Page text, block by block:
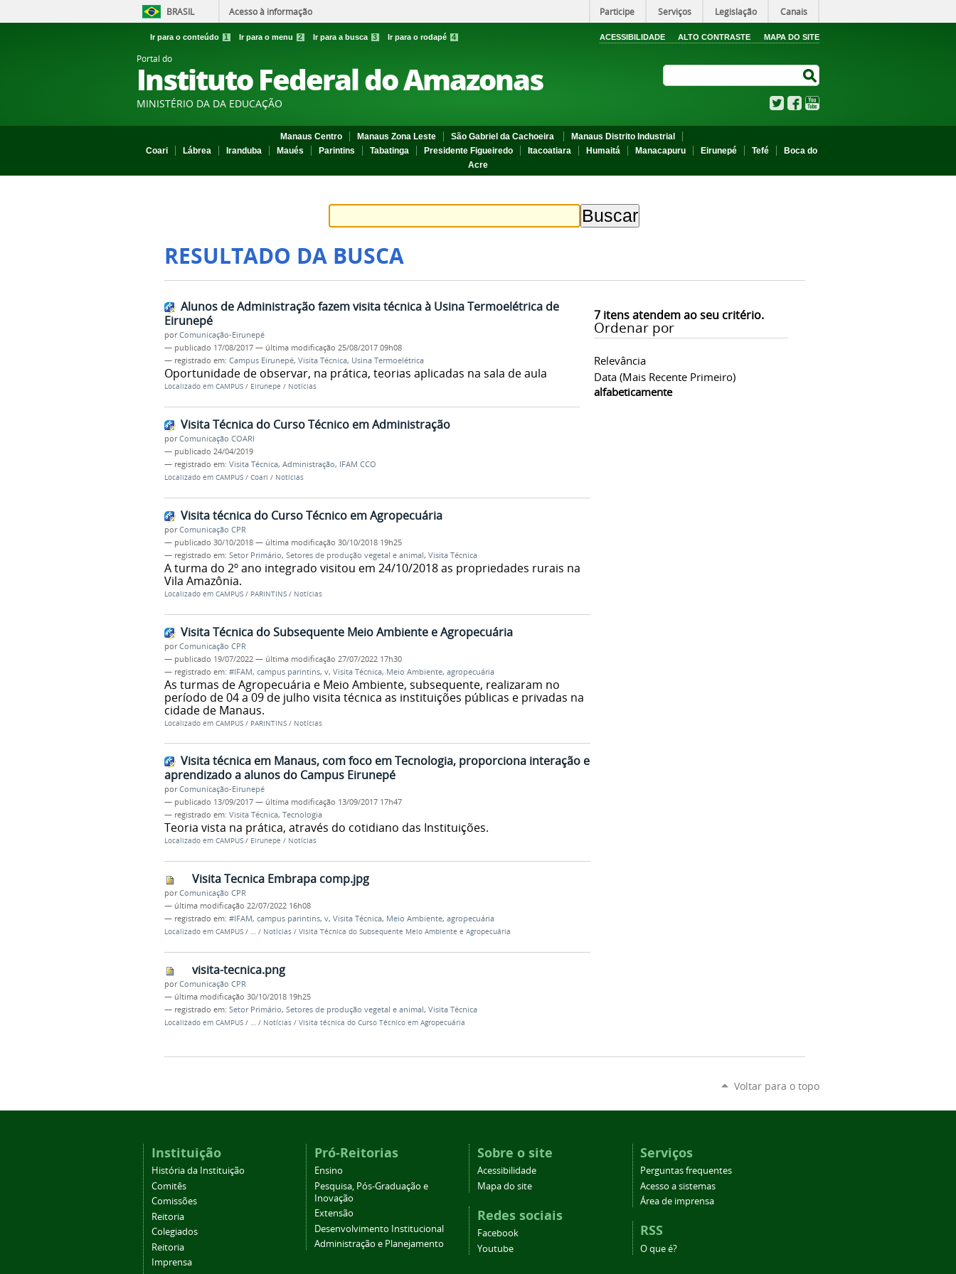
BRASIL Acesso à informação Participe Serviços Legislação Canais
Ir para o conteúdo 1 Ir para o menu 2 Ir para a busca 3 Ir para o rodapé 4 ACESSIBILIDADE ALTO CONTRASTE MAPA DO SITE
Portal do
Instituto Federal do Amazonas
MINISTÉRIO DA DA EDUCAÇÃO TwitterFacebook
Manaus Centro Manaus Zona Leste São Gabriel da Cachoeira
Manaus Distrito Industrial
Coari
Lábrea Iranduba Maués Parintins Tabatinga Presidente Figueiredo Itacoatiara Humaitá Manacapuru Eirunepé Tefé
Boca do
Acre
RESULTADO DA BUSCA
7itens atendem ao seu critério.
Ordenar por
Relevância
Data (mais Recente Primeiro)
alfabeticamente
Alunos de Administração fazem visita técnica à Usina Termoelétrica de
Eirunepé
porComunicação-Eirunepé
— publicado 17/08/2017 — última modificação 25/08/2017 09h08
— registrado em: Campus Eirunepé, Visita Técnica, Usina Termoelétrica
Oportunidade de observar, na prática, teorias aplicadas na sala de aula
Localizado em CAMPUS / Eirunepe / Notícias
Visita Técnica do Curso Técnico em Administração
porComunicação COARI
— publicado 24/04/2019
— registrado em: Visita Técnica, Administração, IFAM CCO
Localizado em CAMPUS / Coari / Notícias
Visita técnica do Curso Técnico em Agropecuária
porComunicação CPR
— publicado 30/10/2018 — última modificação 30/10/2018 19h25
— registrado em: Setor Primário, Setores de produção vegetal e animal, Visita Técnica
A turma do 2º ano integrado visitou em 24/10/2018 as propriedades rurais na
Vila Amazônia.
Localizado em CAMPUS / PARINTINS / Notícias
Visita Técnica do Subsequente Meio Ambiente e Agropecuária
porComunicação CPR
— publicado 19/07/2022 — última modificação 27/07/2022 17h30
— registrado em: #IFAM, campus parintins, v, Visita Técnica, Meio Ambiente, agropecuária
As turmas de Agropecuária e Meio Ambiente, subsequente, realizaram no
período de 04 a 09 de julho visita técnica as instituições públicas e privadas na
cidade de Manaus.
Localizado em CAMPUS / PARINTINS / Notícias
Visita técnica em Manaus, com foco em Tecnologia, proporciona interação e
aprendizado a alunos do Campus Eirunepé
porComunicação-Eirunepé
— publicado 13/09/2017 — última modificação 13/09/2017 17h47
— registrado em: Visita Técnica, Tecnologia
Teoria vista na prática, através do cotidiano das Instituições.
Localizado em CAMPUS / Eirunepe / Notícias
Visita Tecnica Embrapa comp.jpg
porComunicação CPR
— última modificação 22/07/2022 16h08
— registrado em: #IFAM, campus parintins, v, Visita Técnica, Meio Ambiente, agropecuária
Localizado em CAMPUS / … / Notícias / Visita Técnica do Subsequente Meio Ambiente e Agropecuária
visita-tecnica.png
porComunicação CPR
— última modificação 30/10/2018 19h25
— registrado em: Setor Primário, Setores de produção vegetal e animal, Visita Técnica
Localizado em CAMPUS / … / Notícias / Visita técnica do Curso Técnico em Agropecuária
Voltar para o topo
Instituição
História da Instituição
Comitês
Comissões
Reitoria
Colegiados
Reitoria
Imprensa
Pró-Reitorias
Ensino
Pesquisa, Pós-Graduação e
Inovação
Extensão
Desenvolvimento Institucional
Administração e Planejamento
Sobre o site
Acessibilidade
Mapa do site
Redes sociais
Facebook
Youtube
Serviços
Perguntas frequentes
Acesso a sistemas
Área de imprensa
RSS
O que é?